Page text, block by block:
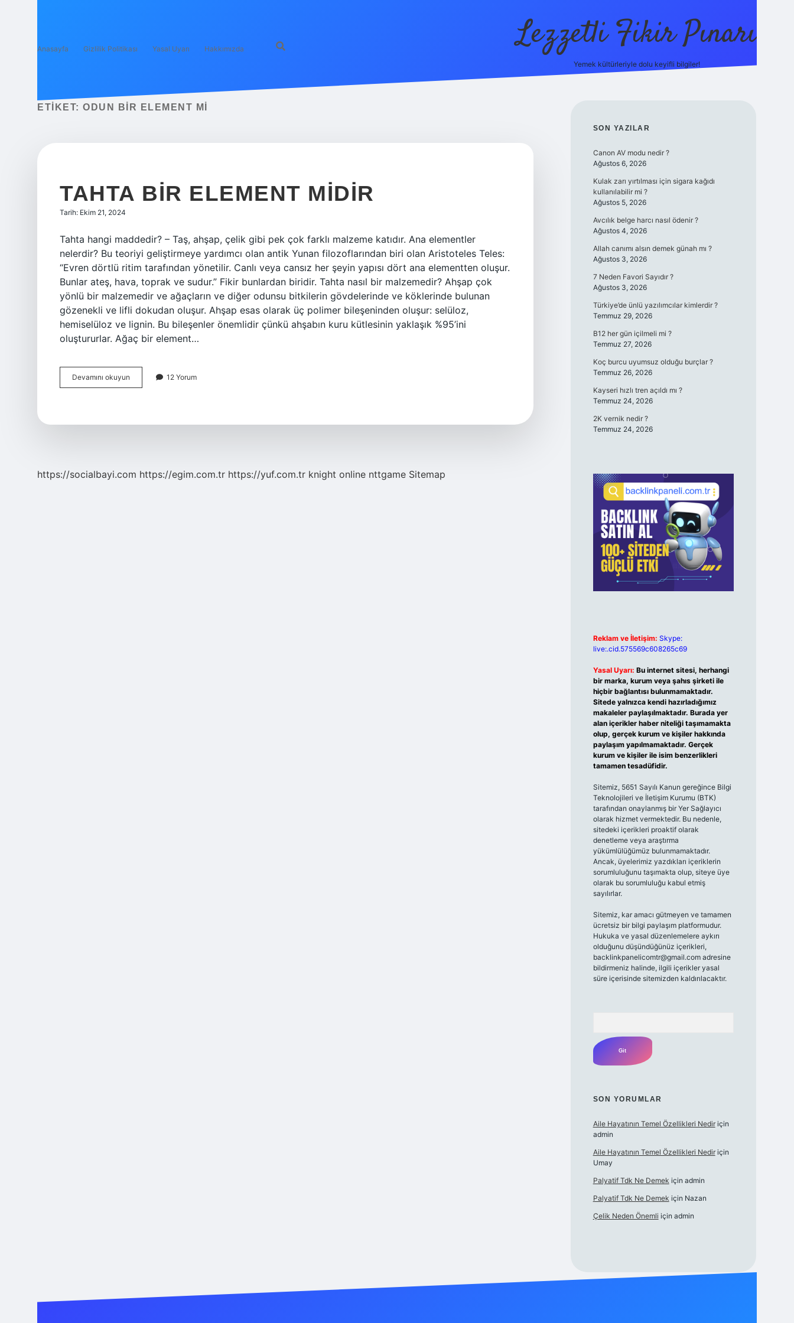
Anasayfa Gizlilik Politikası Yasal Uyarı Hakkımızda Lezzetli Fikir Pınarı
Yemek kültürleriyle dolu keyifli bilgiler!
ETIKET: ODUN BIR ELEMENT MI
TAHTA BIR ELEMENT MIDIR
Tarih: Ekim 21, 2024
Tahta hangi maddedir? – Taş, ahşap, çelik gibi pek çok farklı malzeme katıdır. Ana elementler
nelerdir? Bu teoriyi geliştirmeye yardımcı olan antik Yunan filozoflarından biri olan Aristoteles Teles:
“Evren dörtlü ritim tarafından yönetilir. Canlı veya cansız her şeyin yapısı dört ana elementten oluşur.
Bunlar ateş, hava, toprak ve sudur.” Fikir bunlardan biridir. Tahta nasıl bir malzemedir? Ahşap çok
yönlü bir malzemedir ve ağaçların ve diğer odunsu bitkilerin gövdelerinde ve köklerinde bulunan
gözenekli ve lifli dokudan oluşur. Ahşap esas olarak üç polimer bileşeninden oluşur: selüloz,
hemiselüloz ve lignin. Bu bileşenler önemlidir çünkü ahşabın kuru kütlesinin yaklaşık %95’ini
oluştururlar. Ağaç bir element…
Devamını okuyun
Bir
12 Yorum
https://socialbayi.com https://egim.com.tr https://yuf.com.tr knight online nttgame Sitemap
SIDEBAR
SON YAZILAR
Canon AV modu nedir ?
Ağustos 6, 2026
Kulak zarı yırtılması için sigara kağıdı
kullanılabilir mi ?
Ağustos 5, 2026
Avcılık belge harcı nasıl ödenir ?
Ağustos 4, 2026
Allah canımı alsın demek günah mı ?
Ağustos 3, 2026
7 Neden Favori Sayıdır ?
Ağustos 3, 2026
Türkiye’de ünlü yazılımcılar kimlerdir ?
Temmuz 29, 2026
B12 her gün içilmeli mi ?
Temmuz 27, 2026
Koç burcu uyumsuz olduğu burçlar ?
Temmuz 26, 2026
Kayseri hızlı tren açıldı mı ?
Temmuz 24, 2026
2K vernik nedir ?
Temmuz 24, 2026
Reklam ve İletişim: Skype:
live:.cid.575569c608265c69
Yasal Uyarı: Bu internet sitesi, herhangi
bir marka, kurum veya şahıs şirketi ile
hiçbir bağlantısı bulunmamaktadır.
Sitede yalnızca kendi hazırladığımız
makaleler paylaşılmaktadır. Burada yer
alan içerikler haber niteliği taşımamakta
olup, gerçek kurum ve kişiler hakkında
paylaşım yapılmamaktadır. Gerçek
kurum ve kişiler ile isim benzerlikleri
tamamen tesadüfidir.
Sitemiz, 5651 Sayılı Kanun gereğince Bilgi
Teknolojileri ve İletişim Kurumu (BTK)
tarafından onaylanmış bir Yer Sağlayıcı
olarak hizmet vermektedir. Bu nedenle,
sitedeki içerikleri proaktif olarak
denetleme veya araştırma
yükümlülüğümüz bulunmamaktadır.
Ancak, üyelerimiz yazdıkları içeriklerin
sorumluluğunu taşımakta olup, siteye üye
olarak bu sorumluluğu kabul etmiş
sayılırlar.
Sitemiz, kar amacı gütmeyen ve tamamen
ücretsiz bir bilgi paylaşım platformudur.
Hukuka ve yasal düzenlemelere aykırı
olduğunu düşündüğünüz içerikleri,
backlinkpanelicomtr@gmail.comadresine
bildirmeniz halinde, ilgili içerikler yasal
süre içerisinde sitemizden kaldırılacaktır.
SON YORUMLAR
Aile Hayatının Temel Özellikleri Nediriçin
admin
Aile Hayatının Temel Özellikleri Nediriçin
Umay
Palyatif Tdk Ne Demek için admin
Palyatif Tdk Ne Demek için Nazan
Çelik Neden Önemli için admin